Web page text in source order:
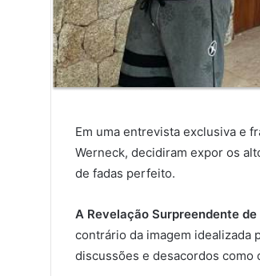
Em uma entrevista exclusiva e
Werneck, decidiram expor os
de fadas perfeito.
A Revelação Surpreendente
contrário da imagem idealizada
discussões e desacordos como